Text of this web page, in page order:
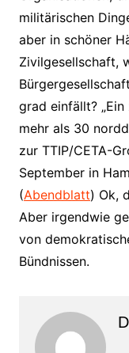
militärischen
aber in schöner
Zivilgesellschaft,
grad einfällt?
mehr als 30
zur TTIP/CETA-
September in
(Abendblatt) Ok,
Aber irgendwie
von
Bündnissen.